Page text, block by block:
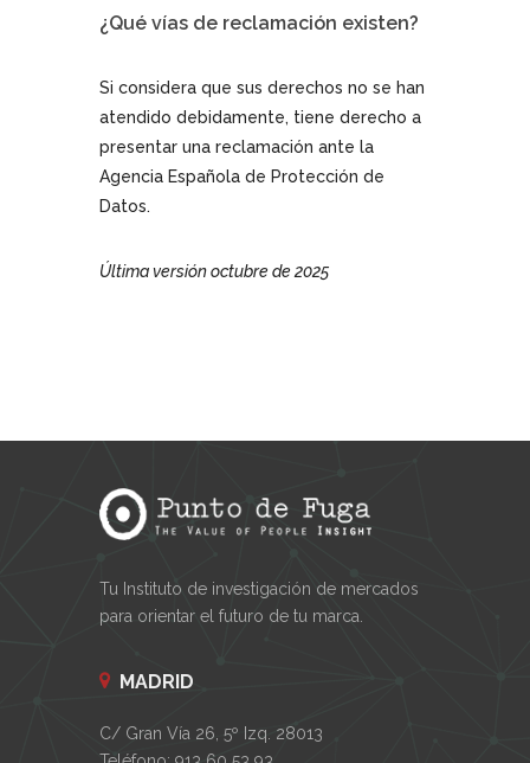
¿Qué vías de reclamación existen?
Si considera que sus derechos no se han
atendido debidamente, tiene derecho a
presentar una reclamación ante la
Agencia Española de Protección de
Datos.
Última versión octubre de 2025
Tu Instituto de investigación de mercados
para orientar el futuro de tu marca.
MADRID
C/ Gran Vía 26, 5º Izq. 28013